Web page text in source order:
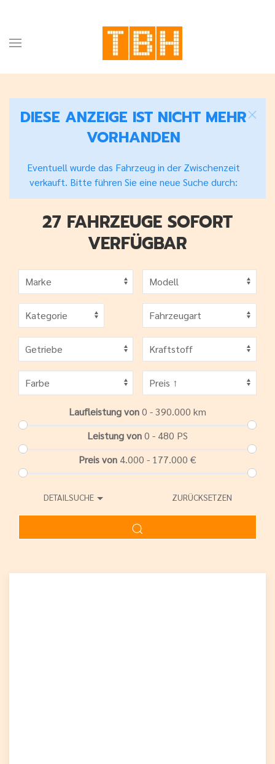
DIESE ANZEIGE IST NICHT MEHR
VORHANDEN
Eventuell wurde das Fahrzeug in der Zwischenzeit
verkauft. Bitte führen Sie eine neue Suche durch:
27 FAHRZEUGE SOFORT
VERFÜGBAR
Laufleistung von0 - 390.000 km
Leistung von0 - 480 PS
Preis von 4.000 - 177.000 €
DETAILSUCHE ZURÜCKSETZEN